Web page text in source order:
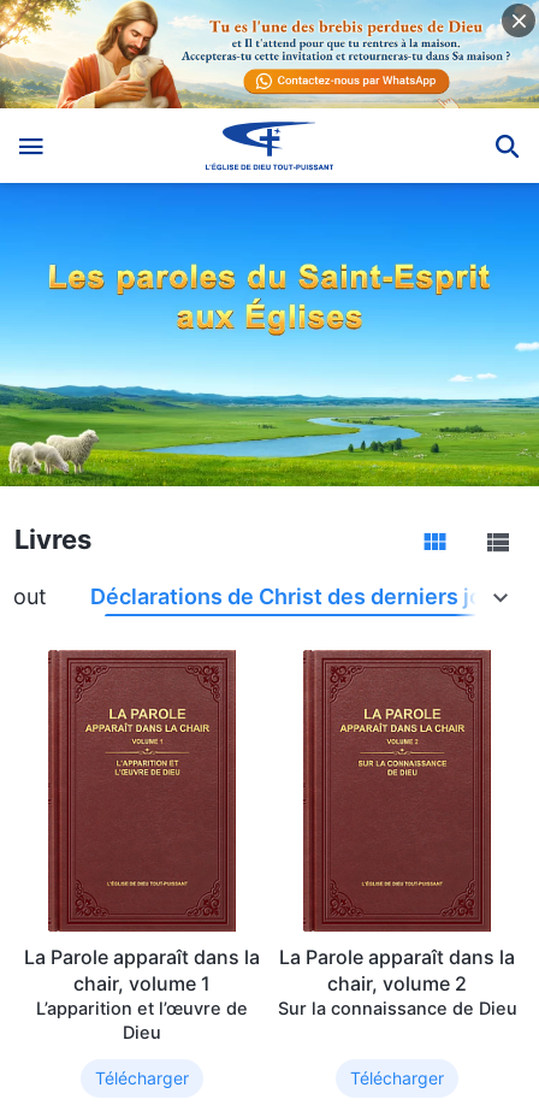
Livres
Tout Déclarations de Christ des derniers jours
La Parole apparaît dans la
chair, volume 1
L’apparition et l’œuvre de
Dieu
Télécharger
La Parole apparaît dans la
chair, volume 2
Sur la connaissance de Dieu
Télécharger